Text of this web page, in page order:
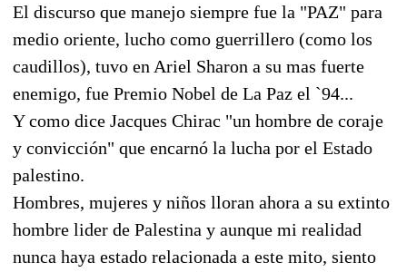
El discurso que manejo siempre fue la "PAZ" para
medio oriente, lucho como guerrillero (como los
caudillos), tuvo en Ariel Sharon a su mas fuerte
enemigo, fue Premio Nobel de La Paz el `94...
Y como dice Jacques Chirac "un hombre de coraje
y convicción" que encarnó la lucha por el Estado
palestino.
Hombres, mujeres y niños lloran ahora a su extinto
hombre lider de Palestina y aunque mi realidad
nunca haya estado relacionada a este mito, siento